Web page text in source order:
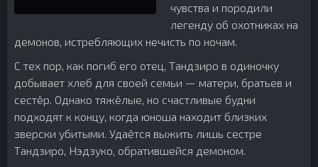
чувства и породили
легенду об охотниках на
демонов, истребляющих нечисть по ночам.
С тех пор, как погиб его отец, Тандзиро в одиночку
добывает хлеб для своей семьи — матери, братьев и
сестёр. Однако тяжёлые, но счастливые будни
подходят к концу, когда юноша находит близких
зверски убитыми. Удаётся выжить лишь сестре
Тандзиро, Нэдзуко, обратившейся демоном.